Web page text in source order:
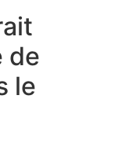
de
le